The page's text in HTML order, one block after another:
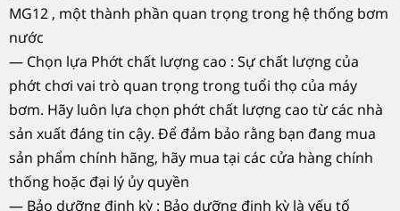
MG12 , một thành phần quan trọng trong hệ thống bơm
nước
— Chọn lựa Phớt chất lượng cao : Sự chất lượng của
phớt chơi vai trò quan trọng trong tuổi thọ của máy
bơm. Hãy luôn lựa chọn phớt chất lượng cao từ các nhà
sản xuất đáng tin cậy. Để đảm bảo rằng bạn đang mua
sản phẩm chính hãng, hãy mua tại các cửa hàng chính
thống hoặc đại lý ủy quyền
— Bảo dưỡng định kỳ : Bảo dưỡng định kỳ là yếu tố